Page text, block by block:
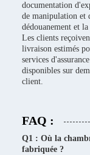
documentation
de manipulation et
dédouanement et
Les clients
livraison estimés
services
disponibles sur
client.
FAQ :
Q1 : Où la
fabriquée ?